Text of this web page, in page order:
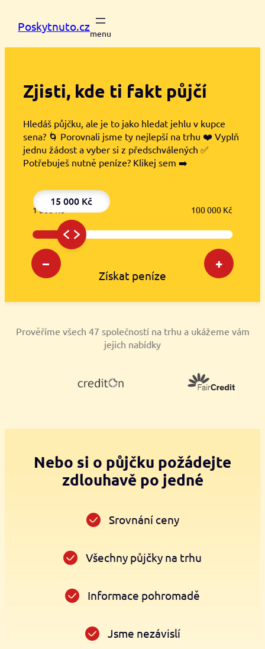
Poskytnuto.cz
Zjisti, kde ti fakt půjčí
Hledáš půjčku, ale je to jako hledat jehlu v kupce
sena? 🌀 Porovnali jsme ty nejlepší na trhu ❤️ Vyplň
jednu žádost a vyber si z předschválených ✅
Potřebuješ nutně peníze? Klikej sem ➡️
15 000 Kč
– +
1 000 Kč 100 000 Kč
Získat peníze
Prověříme všech 47 společností na trhu a ukážeme vám
jejich nabídky
Nebo si o půjčku požádejte
zdlouhavě po jedné
Srovnání ceny
Všechny půjčky na trhu
Informace pohromadě
Jsme nezávislí